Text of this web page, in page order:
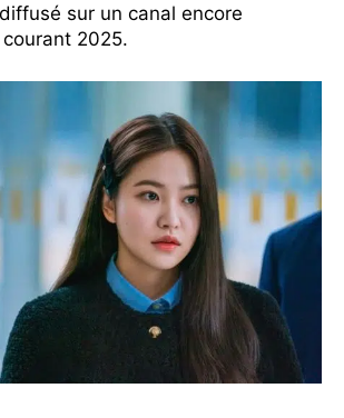
sur un canal encore
2025.